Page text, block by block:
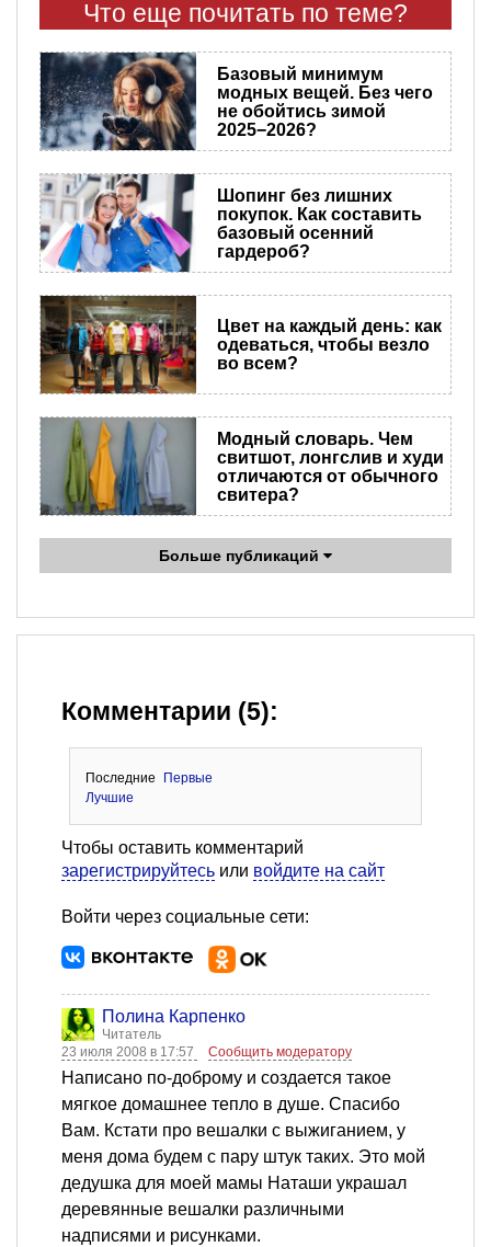
Что еще почитать по теме?
Базовый минимум
модных вещей. Без чего
не обойтись зимой
2025−2026?
Шопинг без лишних
покупок. Как составить
базовый осенний
гардероб?
Цвет на каждый день: как
одеваться, чтобы везло
во всем?
Модный словарь. Чем
свитшот, лонгслив и худи
отличаются от обычного
свитера?
Больше публикаций
Комментарии (5):
Последние
Первые
Лучшие
Чтобы оставить комментарий
зарегистрируйтесь или войдите на сайт
Войти через социальные сети:
Полина Карпенко
Читатель
23 июля 2008 в 17:57
Сообщить модератору
Написано по-доброму и создается такое
мягкое домашнее тепло в душе. Спасибо
Вам. Кстати про вешалки с выжиганием, у
меня дома будем с пару штук таких. Это мой
дедушка для моей мамы Наташи украшал
деревянные вешалки различными
надписями и рисунками.